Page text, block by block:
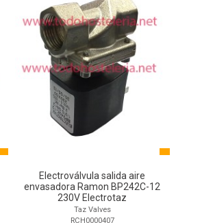
Electroválvula salida aire
envasadora Ramon BP242C-12
230V Electrotaz
Taz Valves
RCH0000407